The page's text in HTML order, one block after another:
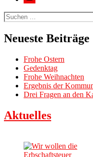
Suche
nach:
Neueste Beiträge
Frohe Ostern
Gedenktag
Frohe Weihnachten
Ergebnis der
Drei Fragen an den
Aktuelles